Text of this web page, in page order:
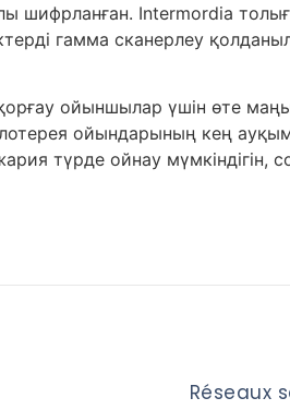
шифрланған. Intermordia
гамма сканерлеу
ойыншылар үшін өте
ойындарының кең
түрде ойнау
Réseaux